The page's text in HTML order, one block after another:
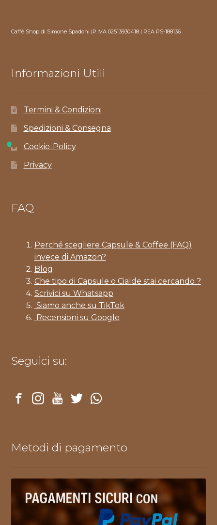
Caffè Shop di Simone Spadoni |P.IVA 02513930418 | REA PS-188136
Informazioni Utili
Termini & Condizioni
Spedizioni & Consegna
Cookie-Policy
Privacy
FAQ
Perché scegliere Capsule & Coffee (FAQ)
invece di Amazon?
Blog
Che tipo di Capsule o Cialde stai cercando ?
Scrivici su Whatsapp
Siamo anche su TikTok
Recensioni su Google
Seguici su:
Metodi di pagamento